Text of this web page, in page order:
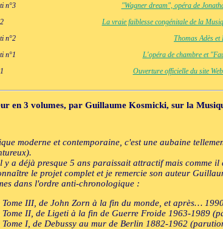
n°3
"Wagner dream", opéra de
La vraie faiblesse congénitale de la
n°2
Thomas Adès et
n°1
L'opéra de chambre et
Ouverture officielle du site
en 3 volumes, par Guillaume Kosmicki, sur la
moderne et contemporaine, c'est une aubaine
a déjà presque 5 ans paraissait attractif mais comme
le projet complet et je remercie son auteur
dans l'ordre anti-chronologique :
Tome III, de John Zorn à la fin du monde, et après…
Tome II, de Ligeti à la fin de Guerre Froide 1963-1989
Tome I, de Debussy au mur de Berlin 1882-1962